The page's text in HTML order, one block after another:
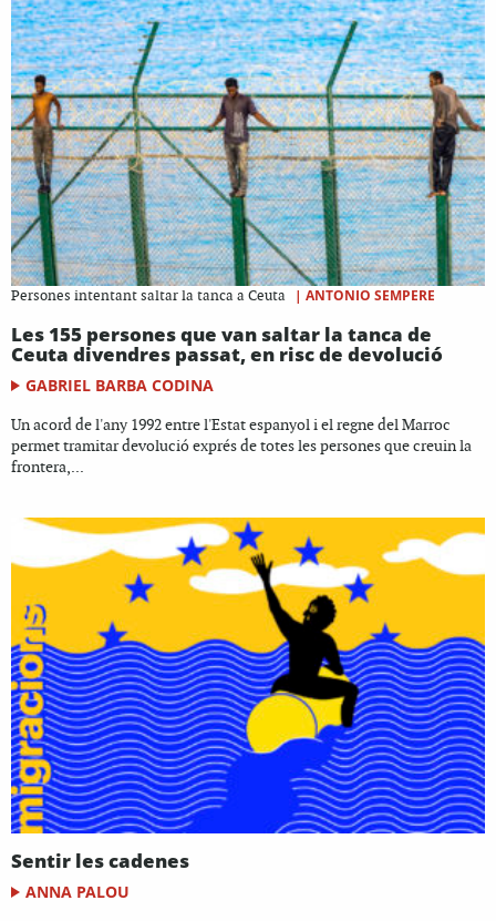
Persones intentant saltar la tanca a Ceuta | ANTONIO SEMPERE
Les 155 persones que van saltar la tanca de
Ceuta divendres passat, en risc de devolució
GABRIEL BARBA CODINA
Un acord de l'any 1992 entre l'Estat espanyol i el regne del Marroc
permet tramitar devolució exprés de totes les persones que creuin la
frontera,...
Sentir les cadenes
ANNA PALOU